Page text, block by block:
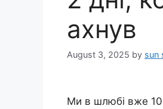
ахнув
August 3, 2025 by sun
Ми в шлюбі вже